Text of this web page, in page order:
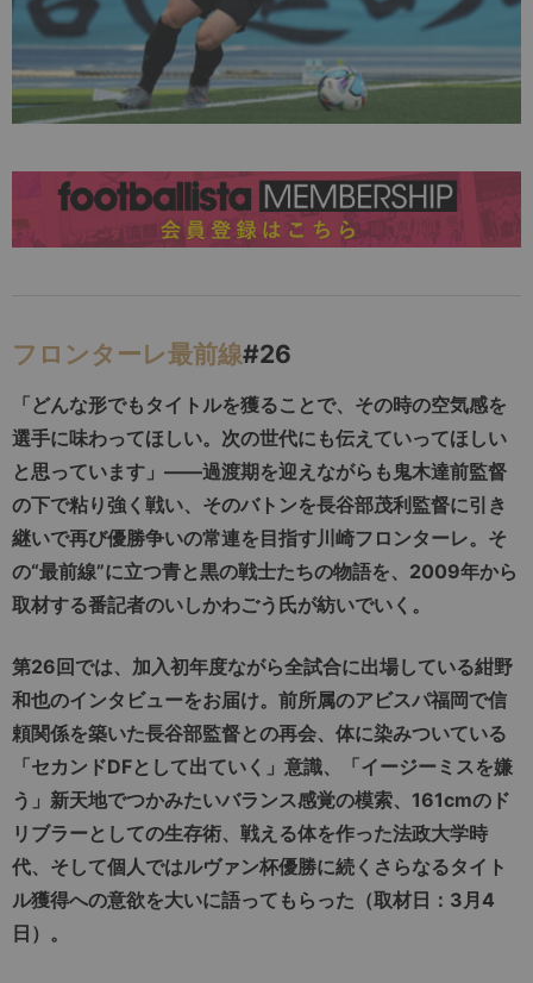
フロンターレ最前線#26
「どんな形でもタイトルを獲ることで、その時の空気感を
選手に味わってほしい。次の世代にも伝えていってほしい
と思っています」――過渡期を迎えながらも鬼木達前監督
の下で粘り強く戦い、そのバトンを長谷部茂利監督に引き
継いで再び優勝争いの常連を目指す川崎フロンターレ。そ
の“最前線”に立つ青と黒の戦士たちの物語を、2009年から
取材する番記者のいしかわごう氏が紡いでいく。
第26回では、加入初年度ながら全試合に出場している紺野
和也のインタビューをお届け。前所属のアビスパ福岡で信
頼関係を築いた長谷部監督との再会、体に染みついている
「セカンドDFとして出ていく」意識、「イージーミスを嫌
う」新天地でつかみたいバランス感覚の模索、161cmのド
リブラーとしての生存術、戦える体を作った法政大学時
代、そして個人ではルヴァン杯優勝に続くさらなるタイト
ル獲得への意欲を大いに語ってもらった（取材日：3月4
日）。